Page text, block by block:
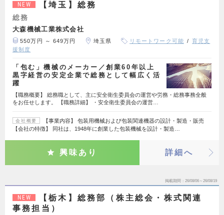
NEW 【埼玉】総務
総務
大森機械工業株式会社
550万円 ～ 649万円 埼玉県 リモートワーク可能
育児支
援制度
「包む」機械のメーカー／創業60年以上
黒字経営の安定企業で総務として幅広く活
躍
【職務概要】 総務職として、主に安全衛生委員会の運営や労務・総務事務全般
をお任せします。 【職務詳細】 ・安全衛生委員会の運営…
会社概要
【事業内容】 包装用機械および包装関連機器の設計・製造・販売
【会社の特徴】 同社は、1948年に創業した包装機械を設計・製造…
興味あり 詳細へ
掲載期間 26/08/06～26/08/19
NEW
【栃木】総務部（株主総会・株式関連
事務担当）